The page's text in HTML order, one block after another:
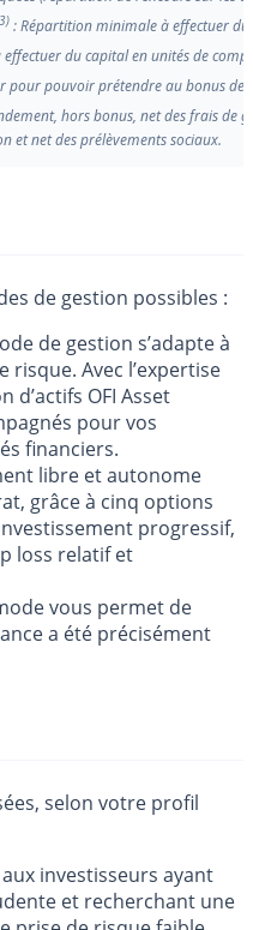
: Répartition minimale à effectuer
du capital en unités de
pouvoir prétendre au bonus de
hors bonus, net des frais de
et net des prélèvements sociaux.
de gestion possibles :
de gestion s’adapte à
Avec l’expertise
d’actifs OFI Asset
pour vos
financiers.
libre et autonome
grâce à cinq options
progressif,
loss relatif et
vous permet de
a été précisément
selon votre profil
aux investisseurs ayant
et recherchant une